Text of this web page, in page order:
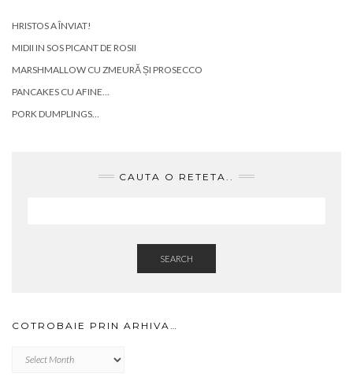
HRISTOS A ÎNVIAT!
MIDII IN SOS PICANT DE ROSII
MARSHMALLOW CU ZMEURĂ ȘI PROSECCO
PANCAKES CU AFINE…
PORK DUMPLINGS…
CAUTA O RETETA..
SEARCH
COTROBAIE PRIN ARHIVA…
prin